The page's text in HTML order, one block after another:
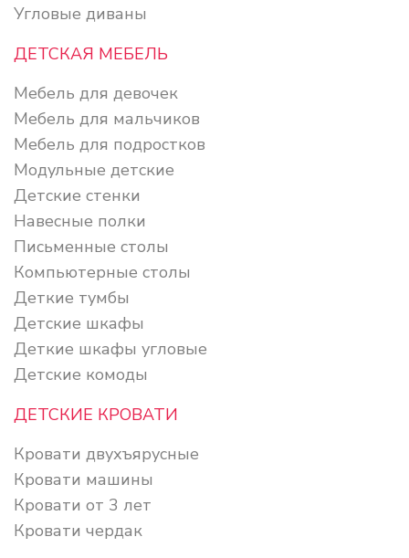
Угловые диваны
ДЕТСКАЯ МЕБЕЛЬ
Мебель для девочек
Мебель для мальчиков
Мебель для подростков
Модульные детские
Детские стенки
Навесные полки
Письменные столы
Компьютерные столы
Деткие тумбы
Детские шкафы
Деткие шкафы угловые
Детские комоды
ДЕТСКИЕ КРОВАТИ
Кровати двухъярусные
Кровати машины
Кровати от 3 лет
Кровати чердак